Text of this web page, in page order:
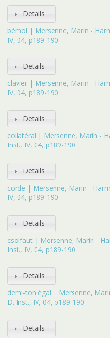
Details
bémol | Mersenne, Marin -
IV, 04, p189-190
Details
clavier | Mersenne, Marin -
IV, 04, p189-190
Details
collatéral | Mersenne, Marin -
Inst., IV, 04, p189-190
Details
corde | Mersenne, Marin -
IV, 04, p189-190
Details
csolfaut | Mersenne, Marin -
Inst., IV, 04, p189-190
Details
demi-ton égal | Mersenne,
D. Inst., IV, 04, p189-190
Details